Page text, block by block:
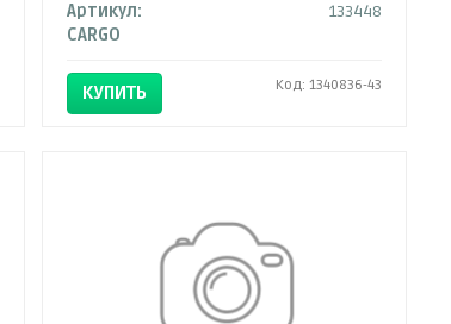
Артикул:
133448
CARGO
КУПИТЬ Код: 1340836-43